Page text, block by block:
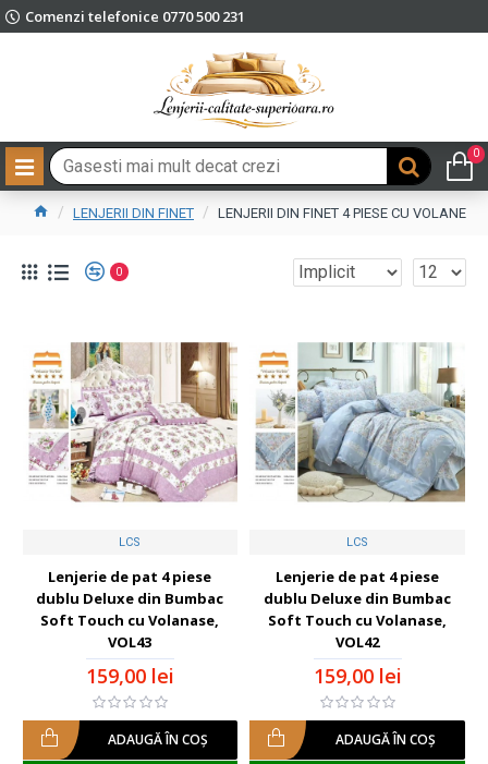
Comenzi telefonice 0770 500 231
0
LENJERII DIN FINET LENJERII DIN FINET 4 PIESE CU VOLANE
0
LCS
Lenjerie de pat 4 piese
dublu Deluxe din Bumbac
Soft Touch cu Volanase,
VOL43
159,00 lei
ADAUGĂ ÎN COŞ
LCS
Lenjerie de pat 4 piese
dublu Deluxe din Bumbac
Soft Touch cu Volanase,
VOL42
159,00 lei
ADAUGĂ ÎN COŞ